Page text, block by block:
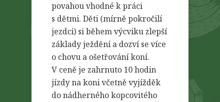
povahou vhodné k práci
s dětmi. Děti (mírně pokročilí
jezdci) si během výcviku zlepší
základy ježdění a dozví se více
o chovu a ošetřování koní.
V ceně je zahrnuto 10 hodin
jízdy na koni včetně vyjížděk
do nádherného kopcovitého